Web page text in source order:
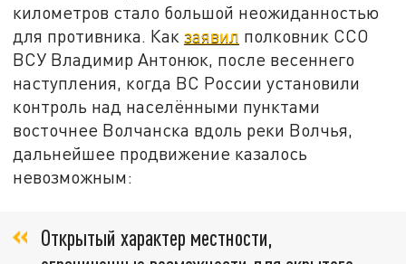
километров стало большой неожиданностью
для противника. Какзаявил полковник ССО
ВСУ Владимир Антонюк, после весеннего
наступления, когда ВС России установили
контроль над населёнными пунктами
восточнее Волчанска вдоль реки Волчья,
дальнейшее продвижение казалось
невозможным:
Открытый характер местности,